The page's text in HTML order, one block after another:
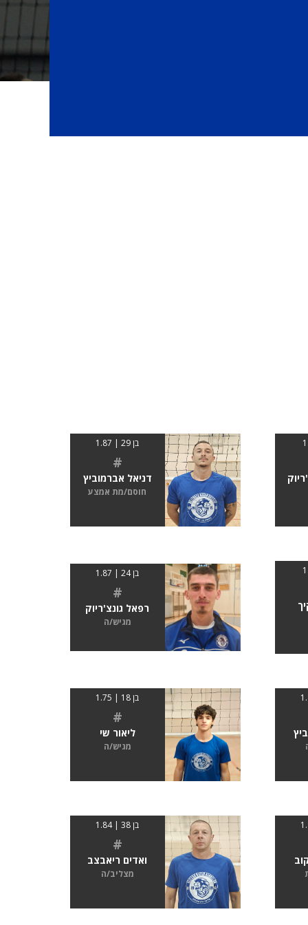
בן 29 | 1.87
#
דניאל אברמוביץ
חוסם/מת אמצע
בן 24 | 1.87
#
רפאל גונצ'ריוק
מגיש/ה
בן 18 | 1.75
#
ליאור שי
מגיש/ה
בן 38 | 1.84
#
ואדים ריאבצב
מצליב/ה